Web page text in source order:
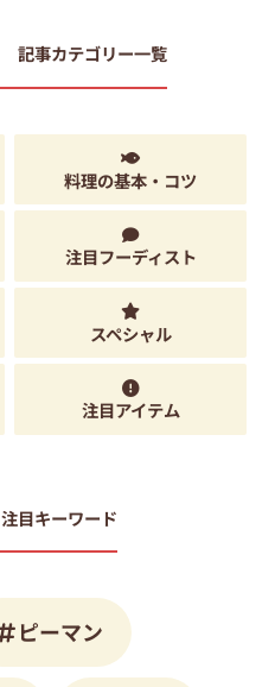
記事カテゴリー一覧
料理の基本・コツ
注目フーディスト
スペシャル
注目アイテム
注目キーワード
ピーマン